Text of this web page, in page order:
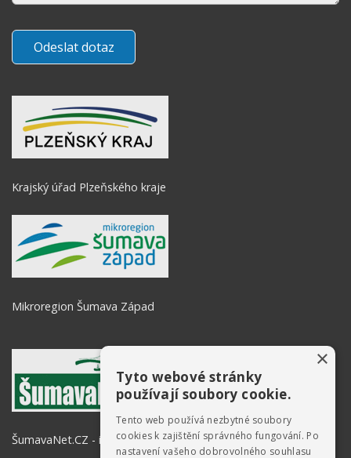
Krajský úřad Plzeňského kraje
Mikroregion Šumava Západ
ŠumavaNet.CZ - informace o regionu
×
Tyto webové stránky
používají soubory cookie.
Tento web používá nezbytné soubory
cookies k zajištění správného fungování. Po
nastavení vašeho dobrovolného souhlasu